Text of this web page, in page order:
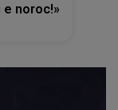
noroc!»